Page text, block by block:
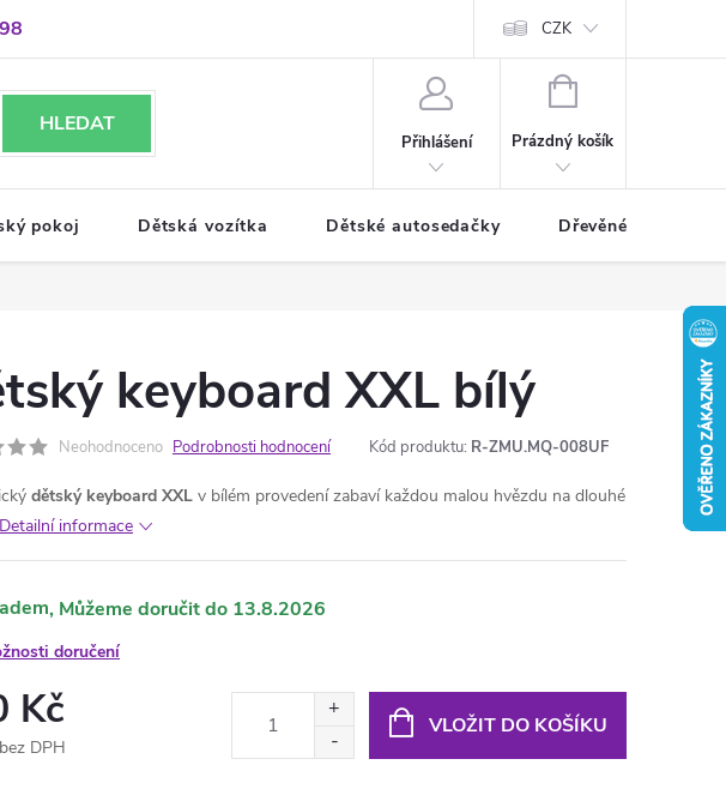
CZK
HLEDAT
Přihlášení
NÁKUPNÍ
Prázdný košík
pokoj Dětská vozítka Dětské autosedačky Dřevěné hračky
keyboard XXL bílý
Neohodnoceno Podrobnosti hodnocení Kód produktu: R-ZMU.MQ-008UF
dětský keyboard XXL v bílém provedení zabaví každou malou hvězdu na dlouhé
Detailní informace
13.8.2026
doručení
Kč
DPH
VLOŽIT DO KOŠÍKU